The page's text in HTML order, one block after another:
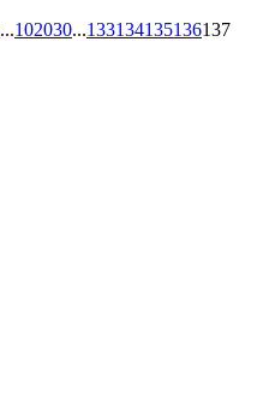
...102030...133134135136137